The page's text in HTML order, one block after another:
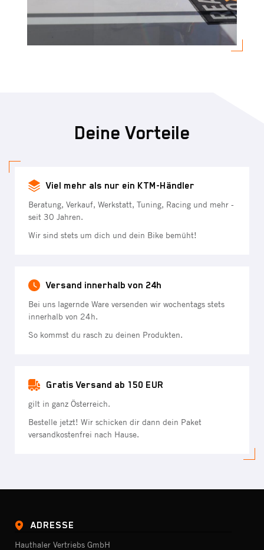
Deine Vorteile
Viel mehr als nur ein KTM-Händler
Beratung, Verkauf, Werkstatt, Tuning, Racing und mehr -
seit 30 Jahren.
Wir sind stets um dich und dein Bike bemüht!
Versand innerhalb von 24h
Bei uns lagernde Ware versenden wir wochentags stets
innerhalb von 24h.
So kommst du rasch zu deinen Produkten.
Gratis Versand ab 150 EUR
gilt in ganz Österreich.
Bestelle jetzt! Wir schicken dir dann dein Paket
versandkostenfrei nach Hause.
ADRESSE
Hauthaler Vertriebs GmbH